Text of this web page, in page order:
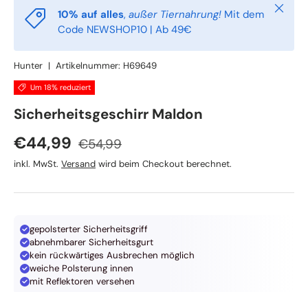
10% auf alles, außer Tiernahrung! Mit dem
Code NEWSHOP10 | Ab 49€
Hunter | Artikelnummer: H69649
Um 18% reduziert
Hunter
Sicherheitsgeschirr Maldon
Verkaufspreis
€44,99 Normaler Preis
€54,99
inkl. MwSt. Versand wird beim Checkout berechnet.
gepolsterter Sicherheitsgriff
abnehmbarer Sicherheitsgurt
kein rückwärtiges Ausbrechen möglich
weiche Polsterung innen
mit Reflektoren versehen